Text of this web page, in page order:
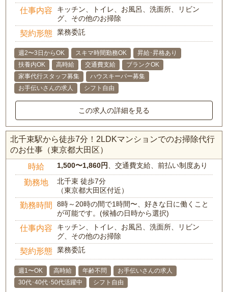
仕事内容
キッチン、トイレ、お風呂、洗面所、リビン
グ、その他のお掃除
契約形態 業務委託
週2〜3日からOK スキマ時間勤務OK
昇給･昇格あり
扶養内OK
高時給 交通費支給
ブランクOK
家事代行スタッフ募集
ハウスキーパー募集
お手伝いさんの求人
シフト自由
この求人の詳細を見る
北千束駅から徒歩7分！2LDKマンションでのお掃除代行
のお仕事（東京都大田区）
時給 1,500〜1,860円 、交通費支給、前払い制度あり
勤務地
北千束 徒歩7分
（東京都大田区付近）
勤務時間
8時～20時の間で1時間〜、好きな日に働くこと
が可能です。(候補の日時から選択)
仕事内容
キッチン、トイレ、お風呂、洗面所、リビン
グ、その他のお掃除
契約形態 業務委託
週1〜OK 高時給 年齢不問
お手伝いさんの求人
30代･40代･50代活躍中
シフト自由